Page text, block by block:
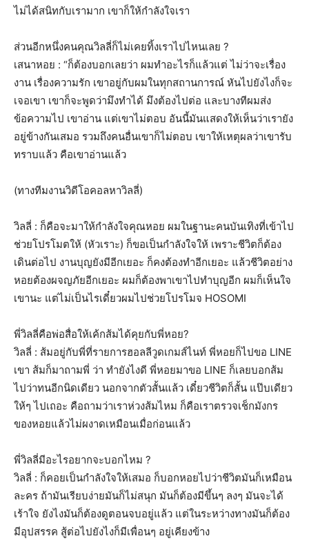
ไม่ได้สนิทกับเรามาก เขาก็ให้กำลังใจเรา
ส่วนอีกหนึ่งคนคุณวิลลี่ก็ไม่เคยทิ้งเราไปไหนเลย ?
เสนาหอย : “ก็ต้องบอกเลยว่า ผมทำอะไรก็แล้วแต่ ไม่ว่าจะเรื่อง
งาน เรื่องความรัก เขาอยู่กับผมในทุกสถานการณ์ หันไปยังไงก็จะ
เจอเขา เขาก็จะพูดว่ามึงทำได้ มึงต้องไปต่อ และบางทีผมส่ง
ข้อความไป เขาอ่าน แต่เขาไม่ตอบ อันนี้มันแสดงให้เห็นว่าเรายัง
อยู่ข้างกันเสมอ รวมถึงคนอื่นเขาก็ไม่ตอบ เขาให้เหตุผลว่าเขารับ
ทราบแล้ว คือเขาอ่านแล้ว
(ทางทีมงานวิดีโอคอลหาวิลลี่)
วิลลี่ : ก็คือจะมาให้กำลังใจคุณหอย ผมในฐานะคนบันเทิงที่เข้าไป
ช่วยโปรโมตให้ (หัวเราะ) ก็ขอเป็นกำลังใจให้ เพราะชีวิตก็ต้อง
เดินต่อไป งานบุญยังมีอีกเยอะ ก็คงต้องทำอีกเยอะ แล้วชีวิตอย่าง
หอยต้องผจญภัยอีกเยอะ ผมก็ต้องพาเขาไปทำบุญอีก ผมก็เห็นใจ
เขานะ แต่ไม่เป็นไรเดี๋ยวผมไปช่วยโปรโมจ HOSOMI
พี่วิลลี่คือพ่อสื่อให้เค้กส้มได้คุยกับพี่หอย?
วิลลี่ : ส้มอยู่กับพี่ที่รายการฮอลลีวูดเกมส์ไนท์ พี่หอยก็ไปขอ LINE
เขา ส้มก็มาถามพี่ ว่า ทำยังไงดี พี่หอยมาขอ LINE ก็เลยบอกส้ม
ไปว่าทนอีกนิดเดียว นอกจากตัวสั้นแล้ว เดี๋ยวชีวิตก็สั้น แป๊บเดียว
ให้ๆ ไปเถอะ คือถามว่าเราห่วงส้มไหม ก็คือเราตรวจเช็กมังกร
ของหอยแล้วไม่ผงาดเหมือนเมื่อก่อนแล้ว
พี่วิลลี่มีอะไรอยากจะบอกไหม ?
วิลลี่ : ก็คอยเป็นกำลังใจให้เสมอ ก็บอกหอยไปว่าชีวิตมันก็เหมือน
ละคร ถ้ามันเรียบง่ายมันก็ไม่สนุก มันก็ต้องมีขึ้นๆ ลงๆ มันจะได้
เร้าใจ ยังไงมันก็ต้องดูตอนจบอยู่แล้ว แต่ในระหว่างทางมันก็ต้อง
มีอุปสรรค สู้ต่อไปยังไงก็มีเพื่อนๆ อยู่เคียงข้าง